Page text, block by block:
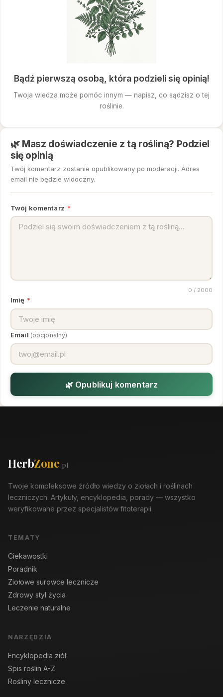
Bądź pierwszą osobą, która podzieli się opinią!
Twoja wiedza może pomóc innym — napisz, co sądzisz o tej
roślinie.
🌿 Masz doświadczenie z tą rośliną? Podziel
się opinią
Twój komentarz zostanie opublikowany po moderacji. Adres
email nie będzie widoczny.
Twój komentarz *
0 / 2000
Imię *
Email (opcjonalny)
🌿 Opublikuj komentarz
HerbZone.pl
Twoje kompleksowe źródło wiedzy o ziołach i roślinach
leczniczych. Artykuły, encyklopedia, porady — wszystko
weryfikowane przez specjalistów fitoterapii.
TEMATY
Ciekawostki
Poradnik
Ziołowe surowce lecznicze
Zdrowy styl życia
Leczenie naturalne
NARZĘDZIA
Encyklopedia ziół
Spis roślin A-Z
Rośliny lecznicze